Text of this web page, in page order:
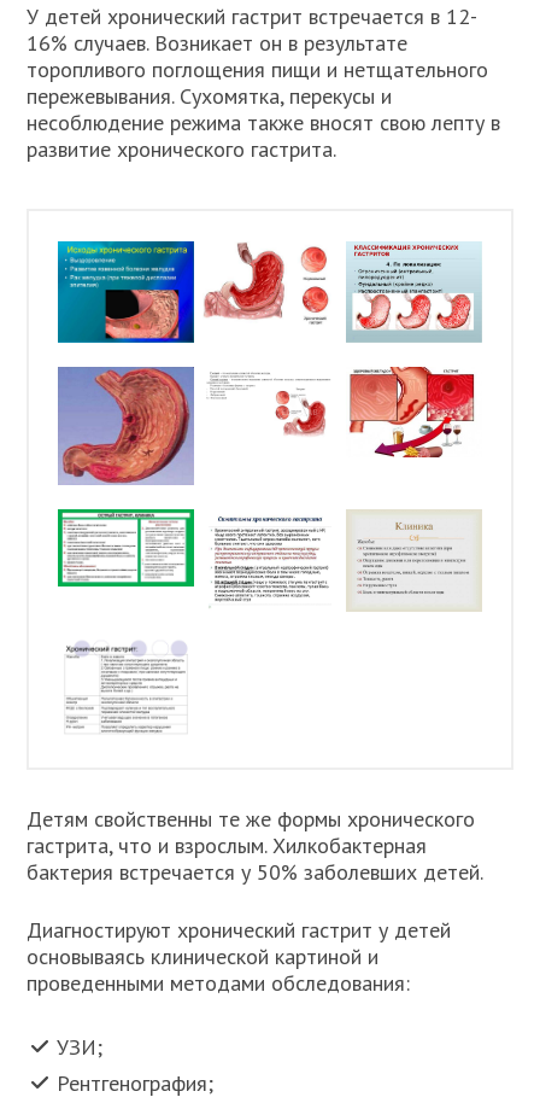
У детей хронический гастрит встречается в 12-
16% случаев. Возникает он в результате
торопливого поглощения пищи и нетщательного
пережевывания. Сухомятка, перекусы и
несоблюдение режима также вносят свою лепту в
развитие хронического гастрита.
Детям свойственны те же формы хронического
гастрита, что и взрослым. Хилкобактерная
бактерия встречается у 50% заболевших детей.
Диагностируют хронический гастрит у детей
основываясь клинической картиной и
проведенными методами обследования:
УЗИ;
Рентгенография;